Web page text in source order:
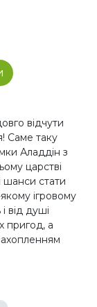
відчути
Саме таку
Аладдін з
царстві
шанси стати
ігровому
від душі
пригод, а